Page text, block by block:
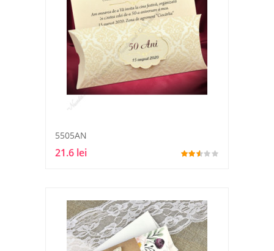
5505AN
21.6 lei